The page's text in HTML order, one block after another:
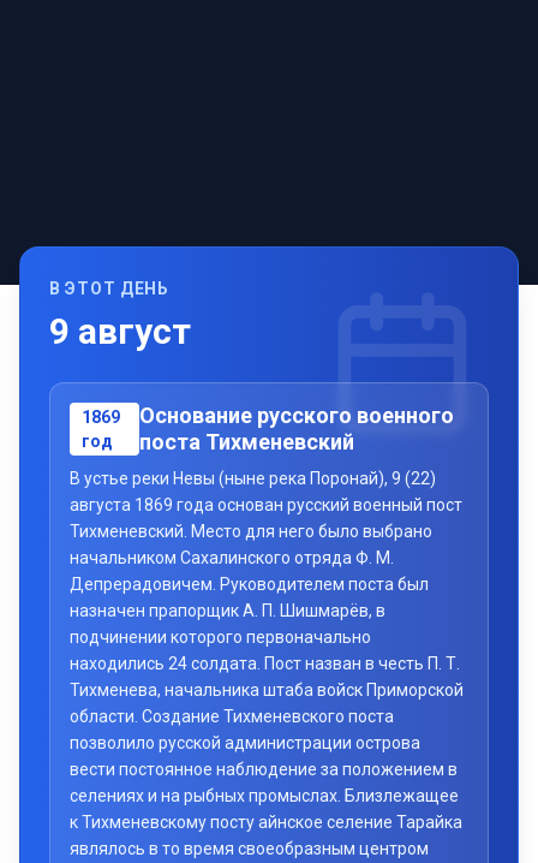
В ЭТОТ ДЕНЬ
9 август
1869
год
Основание русского военного
поста Тихменевский
В устье реки Невы (ныне река Поронай), 9 (22)
августа 1869 года основан русский военный пост
Тихменевский. Место для него было выбрано
начальником Сахалинского отряда Ф. М.
Депрерадовичем. Руководителем поста был
назначен прапорщик А. П. Шишмарёв, в
подчинении которого первоначально
находились 24 солдата. Пост назван в честь П. Т.
Тихменева, начальника штаба войск Приморской
области. Создание Тихменевского поста
позволило русской администрации острова
вести постоянное наблюдение за положением в
селениях и на рыбных промыслах. Близлежащее
к Тихменевскому посту айнское селение Тарайка
являлось в то время своеобразным центром